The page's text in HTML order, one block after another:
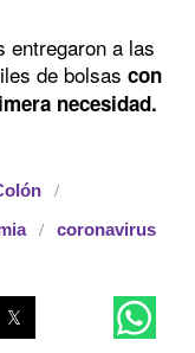
entregaron a las
de bolsas con
necesidad.
coronavirus